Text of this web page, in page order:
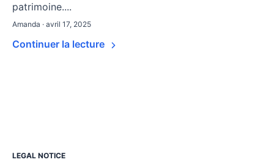
patrimoine....
Amanda · avril 17, 2025
Continuer la lecture
LEGAL NOTICE